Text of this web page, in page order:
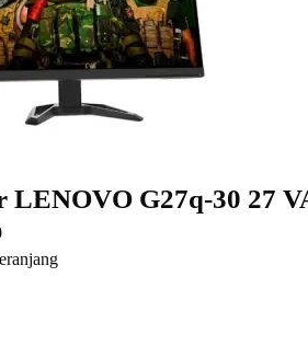
G27q-30 27